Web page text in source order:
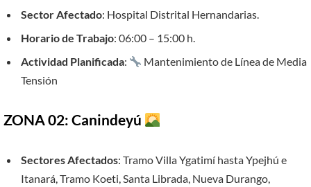
Sector Afectado: Hospital Distrital Hernandarias.
Horario de Trabajo: 06:00 – 15:00 h.
Actividad Planificada:
Mantenimiento de Línea de Media
Tensión
ZONA 02: Canindeyú
Sectores Afectados: Tramo Villa Ygatimí hasta Ypejhú e
Itanará, Tramo Koeti, Santa Librada, Nueva Durango,